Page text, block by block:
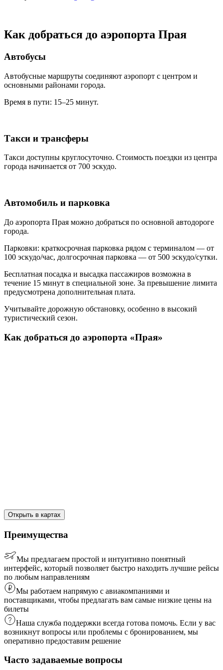
Как добраться до аэропорта Прая
Автобусы
Автобусные маршруты соединяют аэропорт с центром и
основными районами города.
Время в пути: 15–25 минут.
Такси и трансферы
Такси доступны круглосуточно. Стоимость поездки из центра
города начинается от 700 эскудо.
Автомобиль и парковка
До аэропорта Прая можно добраться по основной автодороге
города.
Парковки: краткосрочная парковка рядом с терминалом — от
100 эскудо/час, долгосрочная парковка — от 500 эскудо/сутки.
Бесплатная посадка и высадка пассажиров возможна в
течение 15 минут в специальной зоне. За превышение лимита
предусмотрена дополнительная плата.
Учитывайте дорожную обстановку, особенно в высокий
туристический сезон.
Как добраться до аэропорта «Прая»
Открыть в картах
Преимущества
Мы предлагаем простой и интуитивно понятный
интерфейс, который позволяет быстро находить лучшие рейсы
по любым направлениям
Мы работаем напрямую с авиакомпаниями и
поставщиками, чтобы предлагать вам самые низкие цены на
билеты
Наша служба поддержки всегда готова помочь. Если у вас
возникнут вопросы или проблемы с бронированием, мы
оперативно предоставим решение
Часто задаваемые вопросы